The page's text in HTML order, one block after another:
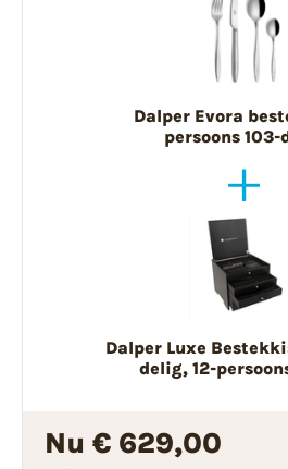
Dalper Evora
persoons 103-
Dalper Luxe
delig, 12-
Nu € 629,00